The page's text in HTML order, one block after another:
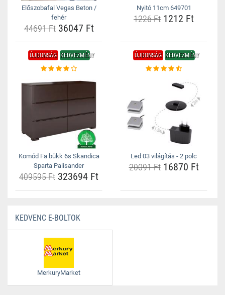
Előszobafal Vegas Beton /
fehér
44691 Ft36047 Ft
Nyitó 11cm 649701
1226 Ft 1212 Ft
ÚJDONSÁG KEDVEZMÉNY
Komód Fa bükk 6s Skandica
Sparta Palisander
409595 Ft 323694 Ft
ÚJDONSÁG KEDVEZMÉNY
Led 03 világítás - 2 polc
20091 Ft16870 Ft
KEDVENC E-BOLTOK
MerkuryMarket